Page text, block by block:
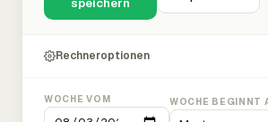
speichern
Rechneroptionen
WOCHE VOM WOCHE BEGINNT